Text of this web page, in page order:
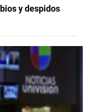
y despidos